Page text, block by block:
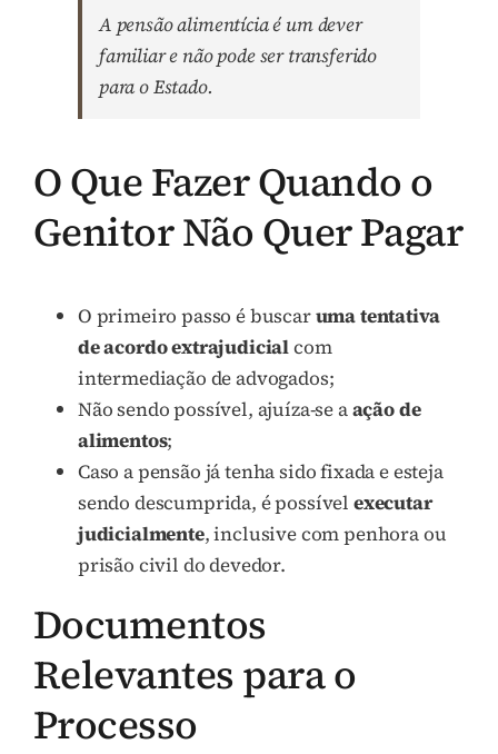
A pensão alimentícia é um dever
familiar e não pode ser transferido
para o Estado.
O Que Fazer Quando o
Genitor Não Quer Pagar
O primeiro passo é buscaruma tentativa
de acordo extrajudicialcom
intermediação de advogados;
Não sendo possível, ajuíza-se aação de
alimentos;
Caso a pensão já tenha sido fixada e esteja
sendo descumprida, é possível executar
judicialmente, inclusive com penhora ou
prisão civil do devedor.
Documentos
Relevantes para o
Processo